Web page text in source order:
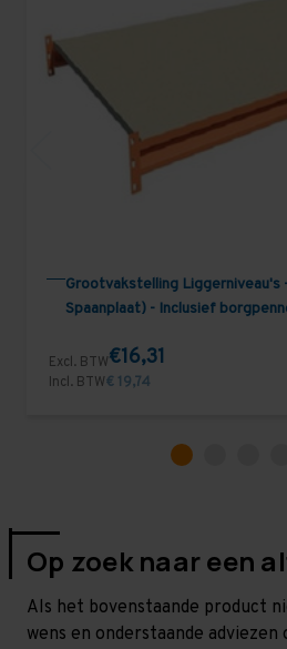
Grootvakstelling Liggerniveau's
Spaanplaat) - Inclusief
Excl. BTW€16,31
Incl. BTW€ 19,74
Op zoek naar een
Als het bovenstaande product
wens en onderstaande